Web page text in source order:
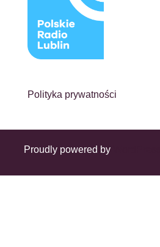
Polityka prywatności
Proudly powered by